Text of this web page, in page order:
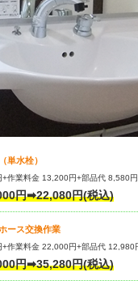
までの価格です。
ビ管（VP・HI）使
ビ管（VP・HI）使
え)
イニング鋼管・銅
管使用/3ｍまで)
ニング鋼管・銅
管使用/3ｍ超え)
掘削・埋め戻し作
管工事/3ｍまで）
防水処理・清掃・修
加工など（軽作業）
防水処理・清掃・修
加工など（中作業）
防水処理・清掃・修
加工など（重作業）
着
単水栓）
+作業料金 13,200円+部品代 8,580
円➡22,080円(税込)
ース交換作業
+作業料金 22,000円+部品代 12,980
円➡35,280円(税込)